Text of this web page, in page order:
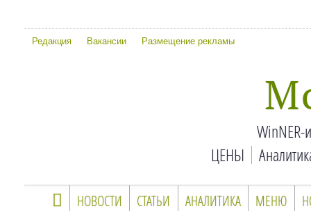
Редакция Вакансии Размещение рекламы
WinNER-
ЦЕНЫ
НОВОСТИ СТАТЬИ АНАЛИТИКА МЕНЮ